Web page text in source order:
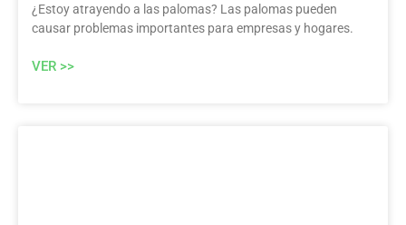
¿Estoy atrayendo a las palomas? Las palomas pueden
causar problemas importantes para empresas y hogares.
VER >>